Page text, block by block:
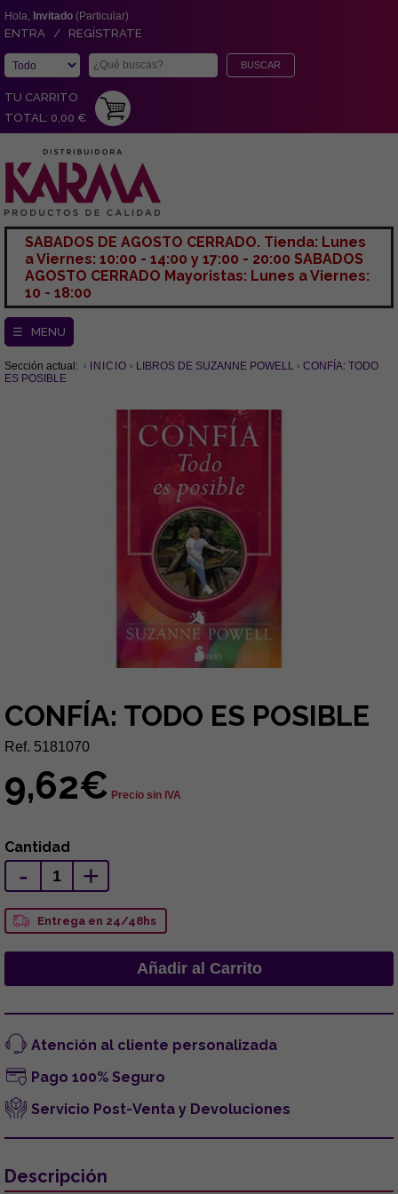
Hola, Invitado (Particular)
ENTRA / REGÍSTRATE
TU CARRITO
TOTAL: 0,00 €
SABADOS DE AGOSTO CERRADO. Tienda: Lunes
a Viernes: 10:00 - 14:00 y 17:00 - 20:00 SABADOS
AGOSTO CERRADO Mayoristas: Lunes a Viernes:
10 - 18:00
☰ MENU
Sección actual: INICIO LIBROS DE SUZANNE POWELL
CONFÍA: TODO
ES POSIBLE
CONFÍA: TODO ES POSIBLE
Ref. 5181070
9,62€ Precio sin IVA
Cantidad
- +
Entrega en 24/48hs
Atención al cliente personalizada
Pago 100% Seguro
Servicio Post-Venta y Devoluciones
Descripción